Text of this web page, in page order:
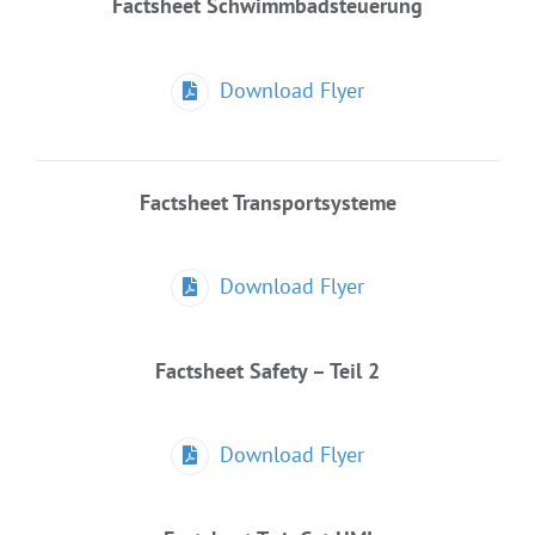
Factsheet Schwimmbadsteuerung
Download Flyer
Factsheet Transportsysteme
Download Flyer
Factsheet Safety – Teil 2
Download Flyer